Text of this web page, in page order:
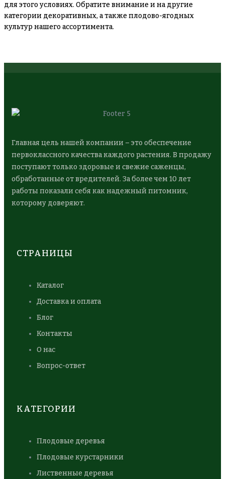
для этого условиях. Обратите внимание и на другие
категории декоративных, а также плодово-ягодных
культур нашего ассортимента.
Главная цель нашей компании – это обеспечение
первоклассного качества каждого растения. В продажу
поступают только здоровые и свежие саженцы,
обработанные от вредителей. За более чем 10 лет
работы показали себя как надежный питомник,
которому доверяют.
СТРАНИЦЫ
Каталог
Доставка и оплата
Блог
Контакты
О нас
Вопрос-ответ
КАТЕГОРИИ
Плодовые деревья
Плодовые курстарники
Лиственные деревья